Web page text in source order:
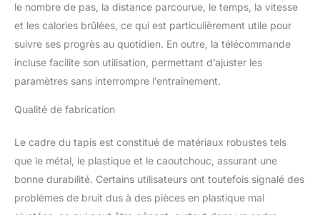
le nombre de pas, la distance parcourue, le temps, la vitesse
et les calories brûlées, ce qui est particulièrement utile pour
suivre ses progrès au quotidien. En outre, la télécommande
incluse facilite son utilisation, permettant d’ajuster les
paramètres sans interrompre l’entraînement.
Qualité de fabrication
Le cadre du tapis est constitué de matériaux robustes tels
que le métal, le plastique et le caoutchouc, assurant une
bonne durabilité. Certains utilisateurs ont toutefois signalé des
problèmes de bruit dus à des pièces en plastique mal